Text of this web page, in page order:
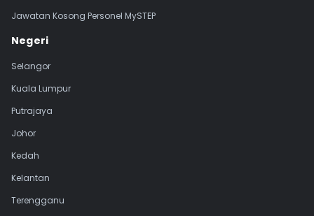
Jawatan Kosong Personel MySTEP
Negeri
Selangor
Kuala Lumpur
Putrajaya
Johor
Kedah
Kelantan
Terengganu